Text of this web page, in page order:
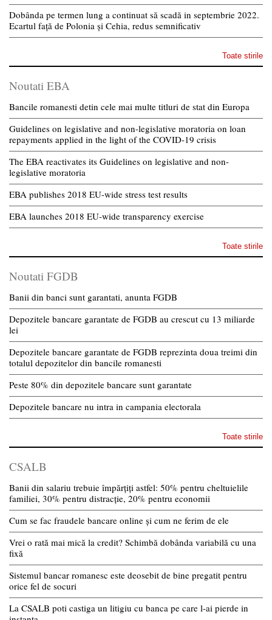
Dobânda pe termen lung a continuat să scadă in septembrie 2022.
Ecartul față de Polonia și Cehia, redus semnificativ
Toate stirile
Noutati EBA
Bancile romanesti detin cele mai multe titluri de stat din Europa
Guidelines on legislative and non-legislative moratoria on loan
repayments applied in the light of the COVID-19 crisis
The EBA reactivates its Guidelines on legislative and non-
legislative moratoria
EBA publishes 2018 EU-wide stress test results
EBA launches 2018 EU-wide transparency exercise
Toate stirile
Noutati FGDB
Banii din banci sunt garantati, anunta FGDB
Depozitele bancare garantate de FGDB au crescut cu 13 miliarde
lei
Depozitele bancare garantate de FGDB reprezinta doua treimi din
totalul depozitelor din bancile romanesti
Peste 80% din depozitele bancare sunt garantate
Depozitele bancare nu intra in campania electorala
Toate stirile
CSALB
Banii din salariu trebuie împărțiți astfel: 50% pentru cheltuielile
familiei, 30% pentru distracție, 20% pentru economii
Cum se fac fraudele bancare online și cum ne ferim de ele
Vrei o rată mai mică la credit? Schimbă dobânda variabilă cu una
fixă
Sistemul bancar romanesc este deosebit de bine pregatit pentru
orice fel de socuri
La CSALB poti castiga un litigiu cu banca pe care l-ai pierde in